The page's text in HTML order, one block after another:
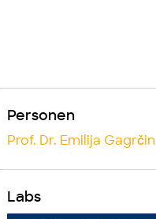
Personen
Prof. Dr. Emilija Gagrčin
Labs